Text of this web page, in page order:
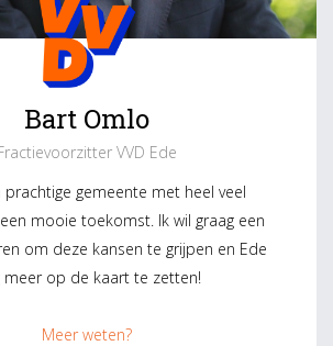
Bart Omlo
VVD Ede
prachtige gemeente met heel veel
mooie toekomst. Ik wil graag een
om deze kansen te grijpen en Ede
meer op de kaart te zetten!
Meer weten?